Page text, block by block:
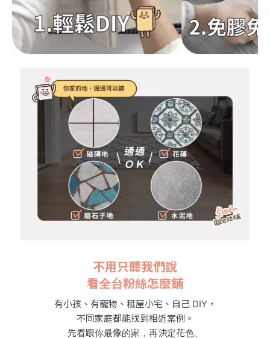
不用只聽我們說
看全台粉絲怎麼鋪
有小孩、有寵物、租屋小宅、自己 DIY，
不同家庭都能找到相近案例。
先看跟你最像的家，再決定花色、